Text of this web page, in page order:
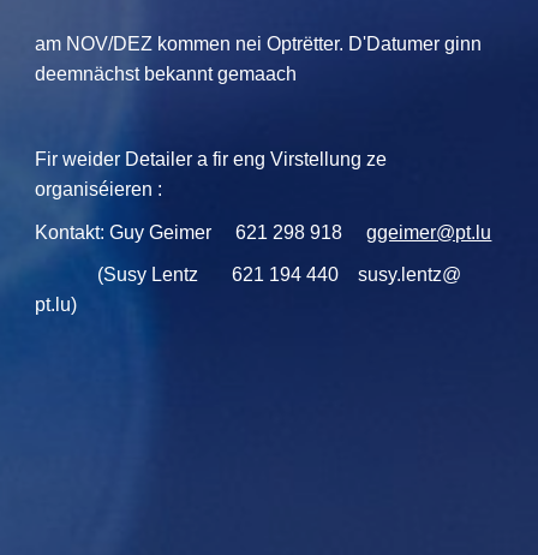
am NOV/DEZ kommen nei Optrëtter. D'Datumer ginn
deemnächst bekannt gemaach
Fir weider Detailer a fir eng Virstellung ze
organiséieren :
Kontakt: Guy Geimer 621 298 918ggeimer@pt.lu
(Susy Lentz 621 194 440 susy.lentz@
pt.lu)